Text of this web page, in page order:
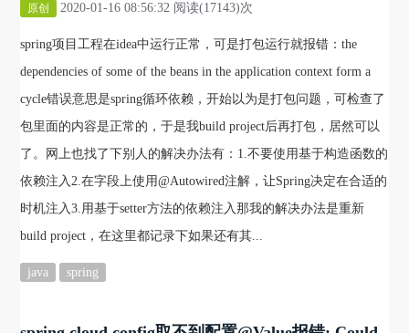
原创 2020-01-16 08:56:32 阅读(17143)次
spring项目工程在idea中运行正常，可是打包运行就报错：the
dependencies of some of the beans in the application context form a
cycle错误意思是spring循环依赖，开始以为是打包问题，可检查了
包里面的内容是正常的，于是我build project后再打包，居然可以
了。网上也找了下别人的解决办法有：1.不要使用基于构造函数的
依赖注入2.在字段上使用@Autowired注解，让Spring决定在合适的
时机注入3.用基于setter方法的依赖注入那我的解决办法是重新
build project，在这里都记录下如果还有其...
java spring